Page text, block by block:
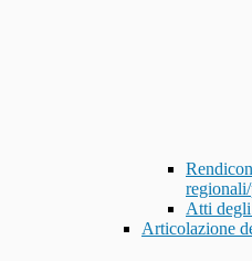
Atti
Articolazione